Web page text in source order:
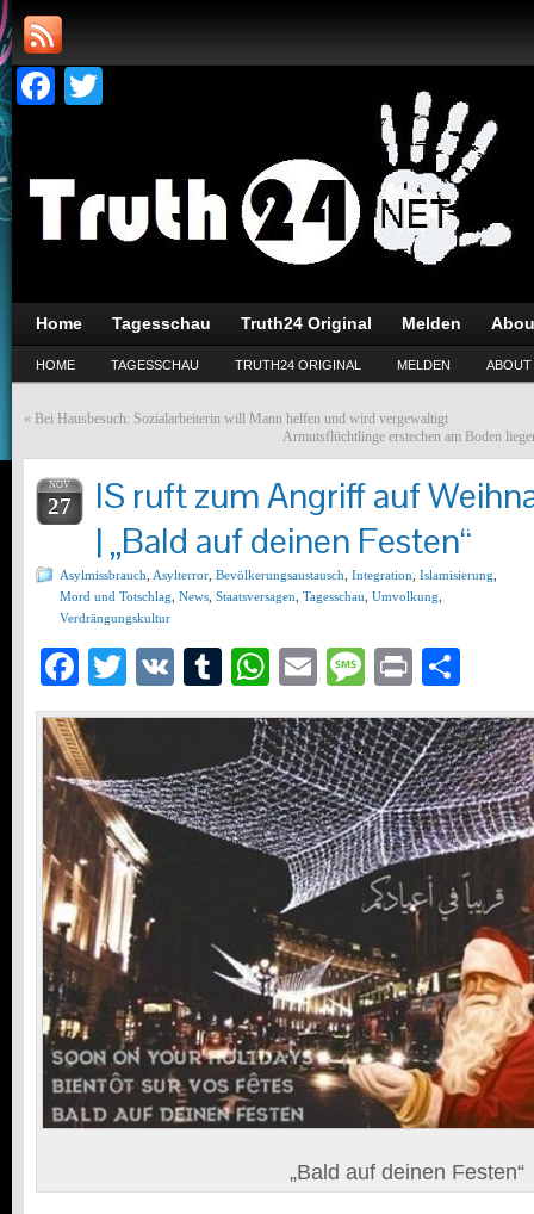
Facebook
Home Tagesschau Truth24 Original Melden
HOME TAGESSCHAU TRUTH24 ORIGINAL MELDEN ABOUT
« Bei Hausbesuch: Sozialarbeiterin will Mann helfen und wird vergewaltigt
Armutsflüchtlinge erstechen am Boden
NOV
27
IS ruft zum Angriff auf
| „Bald auf deinen Festen“
Asylmissbrauch Asylterror Bevölkerungsaustausch Integration Islamisierung
Mord und Totschlag News Staatsversagen Tagesschau Umvolkung
Verdrängungskultur
Facebook
Twitter
VK Tumblr
WhatsApp
EmailMessage
Print
„Bald auf deinen Festen“